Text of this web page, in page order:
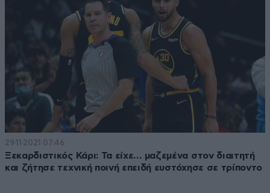
29·11·2021 07:46
Ξεκαρδιστικός Κάρι: Τα είχε… μαζεμένα στον διαιτητή
και ζήτησε τεχνική ποινή επειδή ευστόχησε σε τρίποντο